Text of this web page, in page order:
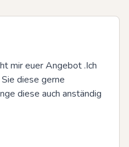
mir euer Angebot .Ich
diese gerne
diese auch anständig